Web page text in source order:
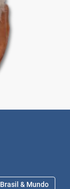
Brasil & Mundo